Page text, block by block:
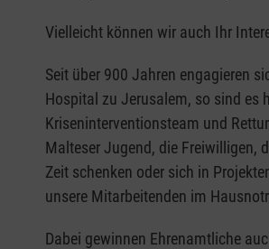
Vielleicht können wir auch Ihr
Seit über 900 Jahren engagieren
Hospital zu Jerusalem, so sind es
Kriseninterventionsteam und
Malteser Jugend, die Freiwilligen,
Zeit schenken oder sich in
unsere Mitarbeitenden im
Dabei gewinnen Ehrenamtliche